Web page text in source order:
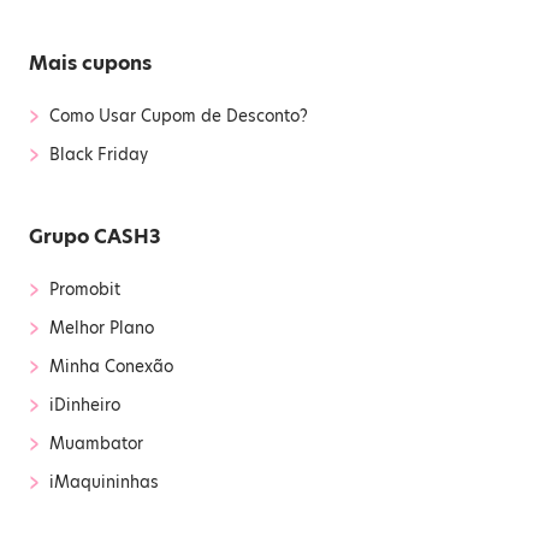
Mais cupons
› Como Usar Cupom de Desconto?
› Black Friday
Grupo CASH3
› Promobit
› Melhor Plano
› Minha Conexão
› iDinheiro
› Muambator
› iMaquininhas